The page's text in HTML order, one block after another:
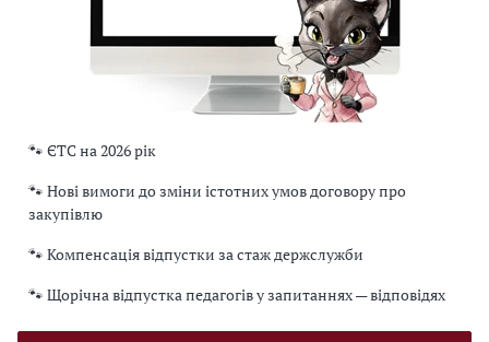
🐾 ЄТС на 2026 рік
🐾 Нові вимоги до зміни істотних умов договору про
закупівлю
🐾 Компенсація відпустки за стаж держслужби
🐾 Щорічна відпустка педагогів у запитаннях — відповідях